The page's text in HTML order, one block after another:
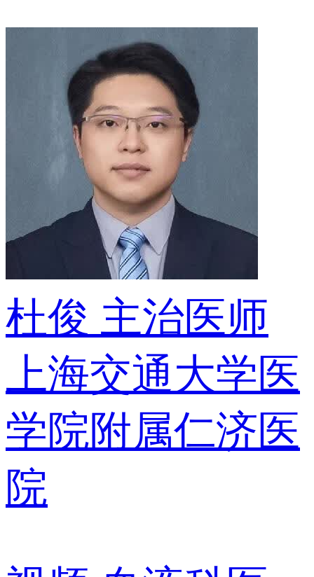
杜俊 主治医师
上海交通大学医
学院附属仁济医
院